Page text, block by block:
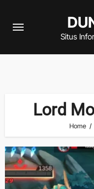
Situs
Lord
Home